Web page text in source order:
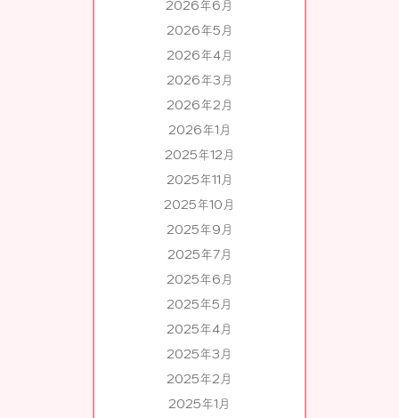
2026年6月
2026年5月
2026年4月
2026年3月
2026年2月
2026年1月
2025年12月
2025年11月
2025年10月
2025年9月
2025年7月
2025年6月
2025年5月
2025年4月
2025年3月
2025年2月
2025年1月